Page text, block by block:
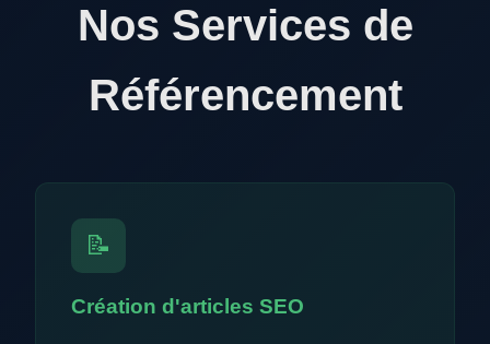
Nos Services de
Référencement
📝
Création d'articles SEO